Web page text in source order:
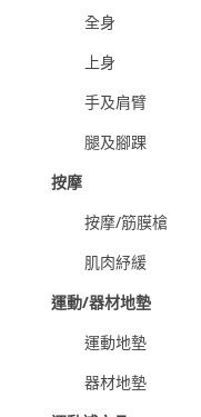
全身
上身
手及肩臂
腿及腳踝
按摩
按摩/筋膜槍
肌肉紓緩
運動/器材地墊
運動地墊
器材地墊